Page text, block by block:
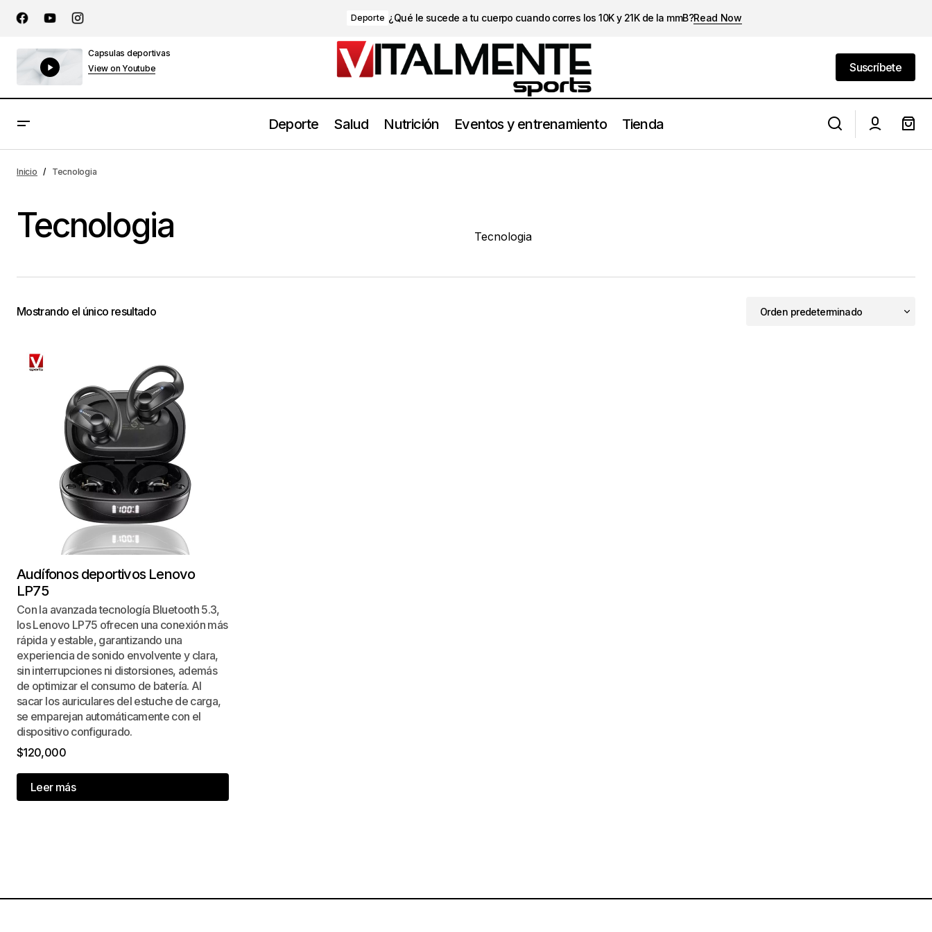
Deporte ¿Qué le sucede a tu cuerpo cuando corres los 10K y 21K de la mmB?Read Now
Capsulas deportivas
View on Youtube
Suscríbete
Deporte Salud Nutrición Eventos y entrenamiento Tienda
Inicio Tecnologia
Tecnologia Tecnologia
Mostrando el único resultado
Audífonos deportivos Lenovo
LP75
​Con la avanzada tecnología Bluetooth 5.3,
los Lenovo LP75 ofrecen una conexión más
rápida y estable, garantizando una
experiencia de sonido envolvente y clara,
sin interrupciones ni distorsiones, además
de optimizar el consumo de batería. Al
sacar los auriculares del estuche de carga,
se emparejan automáticamente con el
dispositivo configurado.
$120,000
Leer más